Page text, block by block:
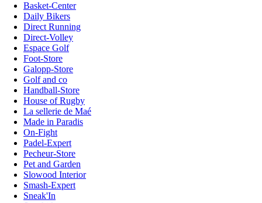
Basket-Center
Daily Bikers
Direct Running
Direct-Volley
Espace Golf
Foot-Store
Galopp-Store
Golf and co
Handball-Store
House of Rugby
La sellerie de Maé
Made in Paradis
On-Fight
Padel-Expert
Pecheur-Store
Pet and Garden
Slowood Interior
Smash-Expert
Sneak'In